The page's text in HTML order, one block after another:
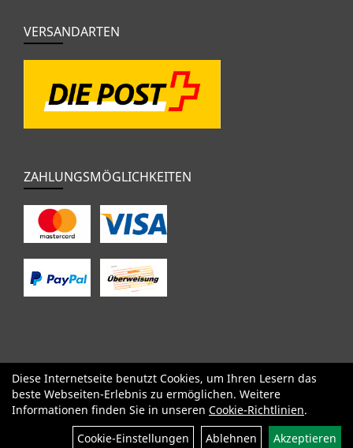
VERSANDARTEN
ZAHLUNGSMÖGLICHKEITEN
SALE Specialized Factor Cervélo BMC Orbea
Yeti
Pinarello
OPEN Kids / BMX Komponenten
Bekleidung
Zubehör
Sale
Diese Internetseite benutzt Cookies, um Ihren Lesern das
beste Webseiten-Erlebnis zu ermöglichen. Weitere
Informationen finden Sie in unseren Cookie-Richtlinien.
Cookie-Einstellungen
Ablehnen Akzeptieren